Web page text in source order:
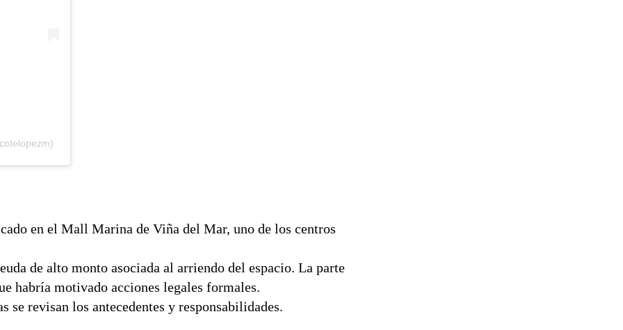
en el Mall Marina de Viña del Mar, uno de los centros
de alto monto asociada al arriendo del espacio. La parte
habría motivado acciones legales formales.
se revisan los antecedentes y responsabilidades.